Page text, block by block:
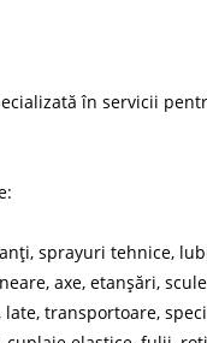
în servicii
sprayuri tehnice,
axe, etanșări,
transportoare,